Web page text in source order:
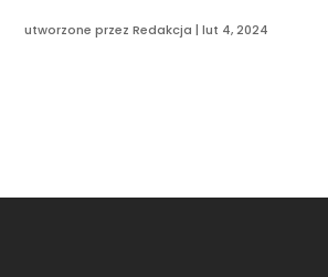
utworzone przezRedakcja |lut 4, 2024